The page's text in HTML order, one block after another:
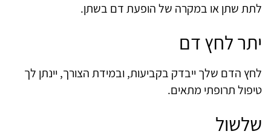
לתת שתן או במקרה של הופעת דם בשתן.
יתר לחץ דם
לחץ הדם שלך ייבדק בקביעות, ובמידת הצורך, יינתן לך
טיפול תרופתי מתאים.
שלשול